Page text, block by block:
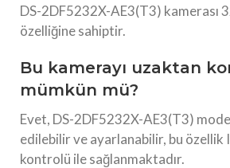
DS-2DF5232X-AE3(T3) kamerası
özelliğine sahiptir.
Bu kamerayı uzaktan
mümkün mü?
Evet, DS-2DF5232X-AE3(T3)
edilebilir ve ayarlanabilir, bu özellik
kontrolü ile sağlanmaktadır.